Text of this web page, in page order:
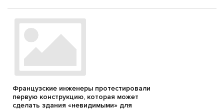
Французские инженеры протестировали
первую конструкцию, которая может
сделать здания «невидимыми» для